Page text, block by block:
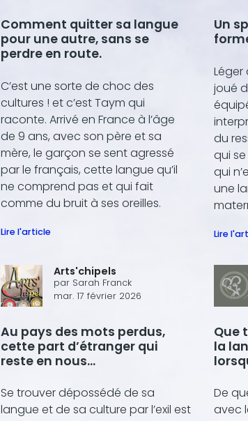
Comment quitter sa langue
pour une autre, sans se
perdre en route.
C’est une sorte de choc des
cultures ! et c’est Taym qui
raconte. Arrivé en France à l’âge
de 9 ans, avec son père et sa
mère, le garçon se sent agressé
par le français, cette langue qu’il
ne comprend pas et qui fait
comme du bruit à ses oreilles.
Lire l'article
Un
Léger
joué
du
qui
qui
une
Lire
Arts'chipels
par Sarah Franck
mar. 17 février 2026
Au pays des mots perdus,
cette part d’étranger qui
reste en nous…
Se trouver dépossédé de sa
langue et de sa culture par l’exil est
Que
la
De
avec